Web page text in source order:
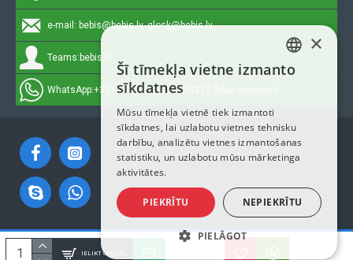
IELIKT GROZĀ
e-mail: bebis@bebis.lv, glosk@bebis.lv
Teams: bebis.lv
WhatsApp:+371 29511512, 20579272 (tikai ziņojumi)
Autortiesības © 2023, Bebis.lv, Visas tiesības aizsargātas
LATVIAN
ENGLISH
×
Šī tīmekļa vietne izmanto
sīkdatnes
Mūsu tīmekļa vietnē tiek izmantoti
sīkdatnes, lai uzlabotu vietnes tehnisku
darbību, analizētu vietnes izmantošanas
statistiku, un uzlabotu mūsu mārketinga
aktivitātes.
PIEKRĪTU NEPIEKRĪTU
PIELĀGOT